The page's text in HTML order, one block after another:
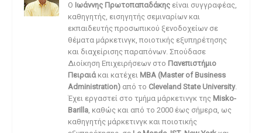
O Ιωάννης Πρωτοπαπαδάκης είναι συγγραφέας,
καθηγητής, εισηγητής σεμιναρίων και
εκπαιδευτής προσωπικού ξενοδοχείων σε
θέματα μάρκετινγκ, ποιοτικής εξυπηρέτησης
και διαχείρισης παραπόνων. Σπούδασε
Διοίκηση Επιχειρήσεων στο Πανεπιστήμιο
Πειραιάκαι κατέχει MBA (Master of Business
Administration) από το Cleveland State University.
Έχει εργαστεί στο τμήμα μάρκετινγκ της Misko-
Barilla, καθώς και από το 2000 έως σήμερα, ως
καθηγητής μάρκετινγκ και ποιοτικής